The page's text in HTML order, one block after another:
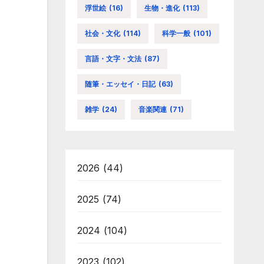
浮世絵 (16) 生物・進化 (113)
社会・文化 (114) 科学一般 (101)
言語・文字・文法 (87)
随筆・エッセイ・日記 (63)
雑学 (24) 音楽関連 (71)
2026 (44)
2025 (74)
2024 (104)
2023 (102)